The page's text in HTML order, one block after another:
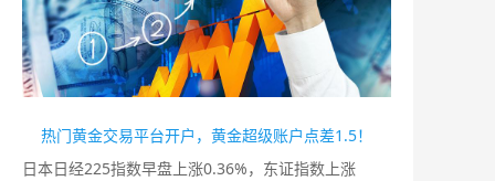
热门黄金交易平台开户，黄金超级账户点差1.5！
日本日经225指数早盘上涨0.36%，东证指数上涨